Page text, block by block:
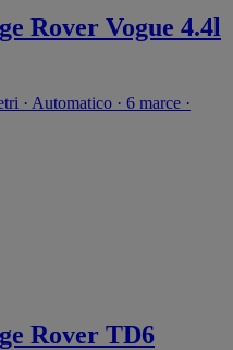
Rover Vogue 4.4l
· Automatico · 6 marce ·
Rover TD6